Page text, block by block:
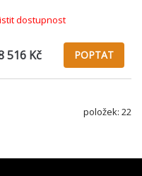
těmi nejlepšími
dostupnost
516 Kč POPTAT
položek: 22